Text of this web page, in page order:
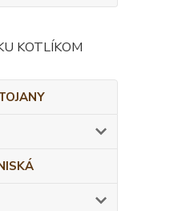
KOTLÍKOM